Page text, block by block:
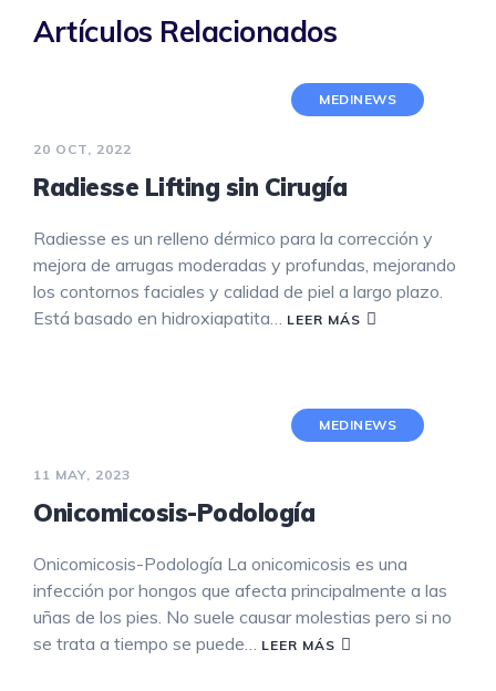
Artículos Relacionados
MEDINEWS
20 OCT, 2022
Radiesse Lifting sin Cirugía
Radiesse es un relleno dérmico para la corrección y
mejora de arrugas moderadas y profundas, mejorando
los contornos faciales y calidad de piel a largo plazo.
Está basado en hidroxiapatita… LEER MÁS
MEDINEWS
11 MAY, 2023
Onicomicosis-Podología
Onicomicosis-Podología La onicomicosis es una
infección por hongos que afecta principalmente a las
uñas de los pies. No suele causar molestias pero si no
se trata a tiempo se puede… LEER MÁS